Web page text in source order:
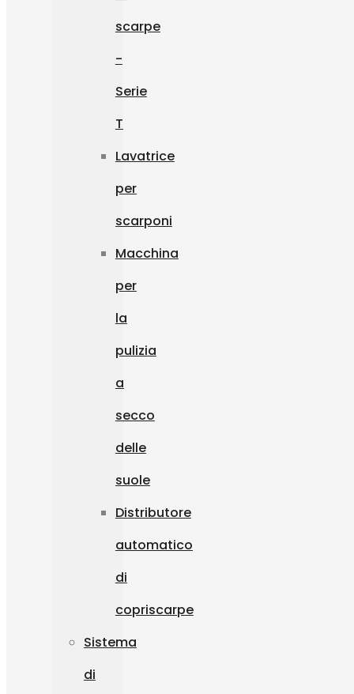
scarpe
-
Serie
T
Lavatrice
per
scarponi
Macchina
per
la
pulizia
a
secco
delle
suole
Distributore
automatico
di
copriscarpe
Sistema
di